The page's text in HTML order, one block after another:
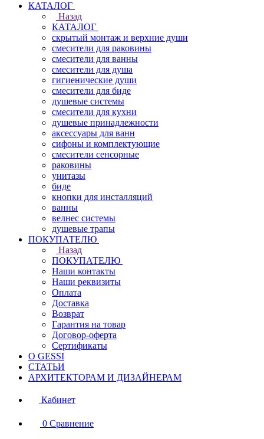
КАТАЛОГ
Назад
КАТАЛОГ
скрытый монтаж и верхние души
смесители для раковины
смесители для ванны
смесители для душа
гигиенические души
смесители для биде
душевые системы
смесители для кухни
душевые принадлежности
аксессуары для ванн
сифоны и комплектующие
смесители сенсорные
раковины
унитазы
биде
кнопки для инсталляций
ванны
велнес системы
душевые трапы
ПОКУПАТЕЛЮ
Назад
ПОКУПАТЕЛЮ
Наши контакты
Наши реквизиты
Оплата
Доставка
Возврат
Гарантия на товар
Договор-оферта
Сертификаты
О GESSI
СТАТЬИ
АРХИТЕКТОРАМ И ДИЗАЙНЕРАМ
Кабинет
0 Сравнение